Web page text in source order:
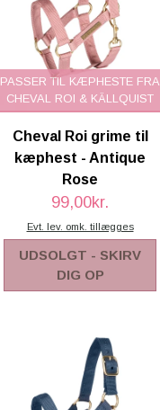
PASSER TIL KÆPHESTE FRA
CHEVAL ROI & KÄLLQUIST
Cheval Roi grime til
kæphest - Antique
Rose
99,00kr.
Evt. lev. omk. tillægges
UDSOLGT - SKIRV
DIG OP